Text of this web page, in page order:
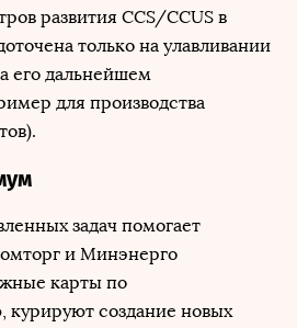
развития CCS/CCUS в
только на улавливании
его дальнейшем
для производства
задач помогает
и Минэнерго
карты по
создание новых